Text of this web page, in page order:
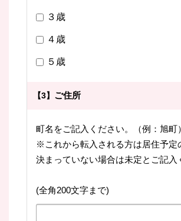
３歳
４歳
５歳
【3】 ご住所
町名をご記入ください。（例：旭町）
※これから転入される方は居住予定
決まっていない場合は未定とご記入
(全角200文字まで)